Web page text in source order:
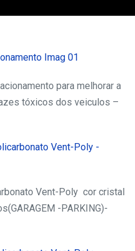
para melhorar a
tóxicos dos veiculos –
Vent-Poly cor cristal
-PARKING)-